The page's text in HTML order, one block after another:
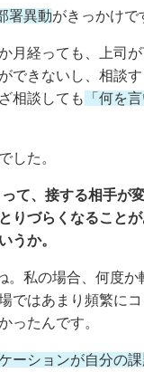
署異動がきっかけで
月経っても、上司
できないし、相談
相談しても
「何を
した。
て、接する相手が
りづらくなることが
うか。
。私の場合、何度か
ではあまり頻繁に
ったんです。
ーションが自分の